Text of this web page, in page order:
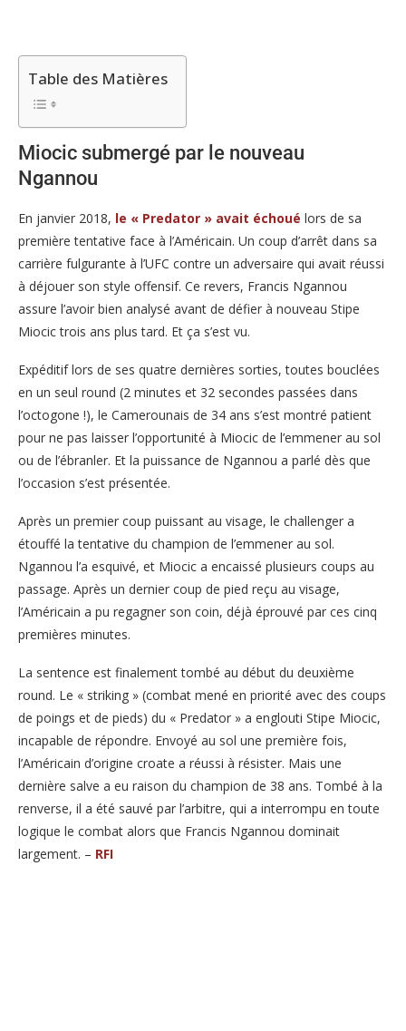
Table des Matières
Miocic submergé par le nouveau
Ngannou
En janvier 2018, le « Predator » avait échoué lors de sa
première tentative face à l’Américain. Un coup d’arrêt dans sa
carrière fulgurante à l’UFC contre un adversaire qui avait réussi
à déjouer son style offensif. Ce revers, Francis Ngannou
assure l’avoir bien analysé avant de défier à nouveau Stipe
Miocic trois ans plus tard. Et ça s’est vu.
Expéditif lors de ses quatre dernières sorties, toutes bouclées
en un seul round (2 minutes et 32 secondes passées dans
l’octogone !), le Camerounais de 34 ans s’est montré patient
pour ne pas laisser l’opportunité à Miocic de l’emmener au sol
ou de l’ébranler. Et la puissance de Ngannou a parlé dès que
l’occasion s’est présentée.
Après un premier coup puissant au visage, le challenger a
étouffé la tentative du champion de l’emmener au sol.
Ngannou l’a esquivé, et Miocic a encaissé plusieurs coups au
passage. Après un dernier coup de pied reçu au visage,
l’Américain a pu regagner son coin, déjà éprouvé par ces cinq
premières minutes.
La sentence est finalement tombé au début du deuxième
round. Le « striking » (combat mené en priorité avec des coups
de poings et de pieds) du « Predator » a englouti Stipe Miocic,
incapable de répondre. Envoyé au sol une première fois,
l’Américain d’origine croate a réussi à résister. Mais une
dernière salve a eu raison du champion de 38 ans. Tombé à la
renverse, il a été sauvé par l’arbitre, qui a interrompu en toute
logique le combat alors que Francis Ngannou dominait
largement. – RFI